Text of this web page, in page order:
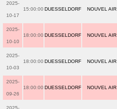
2025-
10-17
15:00:00 DUESSELDORF NOUVEL AIR
2025-
10-10
18:00:00 DUESSELDORF NOUVEL AIR
2025-
10-03
18:00:00 DUESSELDORF NOUVEL AIR
2025-
09-26
18:00:00 DUESSELDORF NOUVEL AIR
2025-